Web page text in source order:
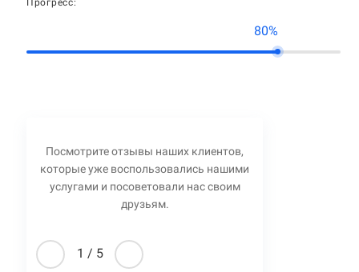
80%
Посмотрите отзывы наших клиентов,
которые уже воспользовались нашими
услугами и посоветовали нас своим
друзьям.
1 / 5